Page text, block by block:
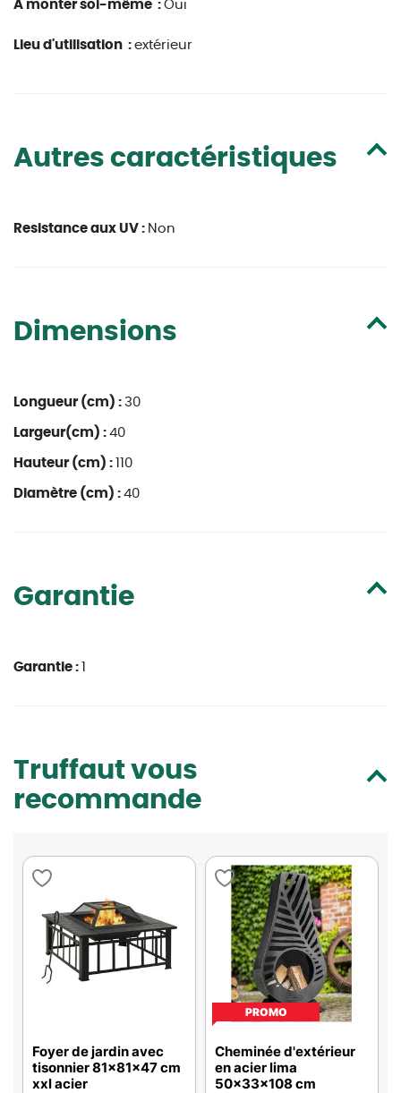
À monter soi-même : Oui
Lieu d'utilisation : extérieur
Autres caractéristiques
Resistance aux UV : Non
Dimensions
Longueur (cm) : 30
Largeur(cm) : 40
Hauteur (cm) : 110
Diamètre (cm) : 40
Garantie
Garantie :
Truffaut vous
recommande
Foyer de jardin avec
tisonnier 81x81x47 cm
xxl acier
PROMO
Cheminée d'extérieur
en acier lima
50x33x108 cm